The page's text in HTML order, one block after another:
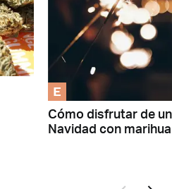
E
Cómo disfrutar de
Navidad con